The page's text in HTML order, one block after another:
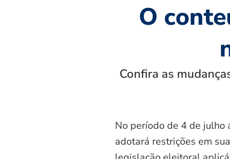
O
Confira as
No período de 4 de julho
adotará restrições em